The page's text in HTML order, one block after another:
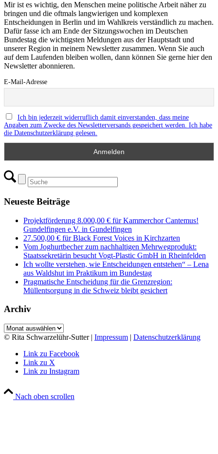
Mir ist es wichtig, den Menschen meine politische Arbeit näher zu
bringen und die oftmals langwierigen und komplexen
Entscheidungen in Berlin und im Wahlkreis verständlich zu machen.
Dafür fasse ich am Ende der Sitzungswochen im Deutschen
Bundestag die wichtigsten Meldungen aus der Hauptstadt und
unserer Region in meinem Newsletter zusammen. Wenn Sie auch
auf dem Laufenden bleiben wollen, dann können Sie gerne hier den
Newsletter abonnieren.
E-Mail-Adresse
Ich bin jederzeit widerruflich damit einverstanden, dass meine
Angaben zum Zwecke des Newsletterversands gespeichert werden. Ich habe
die Datenschutzerklärung gelesen.
Neueste Beiträge
Projektförderung 8.000,00 € für Kammerchor Cantemus!
Gundelfingen e.V. in Gundelfingen
27.500,00 € für Black Forest Voices in Kirchzarten
Vom Joghurtbecher zum nachhaltigen Mehrwegprodukt:
Staatssekretärin besucht Vogt-Plastic GmbH in Rheinfelden
Ich wollte verstehen, wie Entscheidungen entstehen“ – Lena
aus Waldshut im Praktikum im Bundestag
Pragmatische Entscheidung für die Grenzregion:
Müllentsorgung in die Schweiz bleibt gesichert
Archiv
Archiv
© Rita Schwarzelühr-Sutter | Impressum | Datenschutzerklärung
Link zu Facebook
Link zu X
Link zu Instagram
Nach oben scrollen